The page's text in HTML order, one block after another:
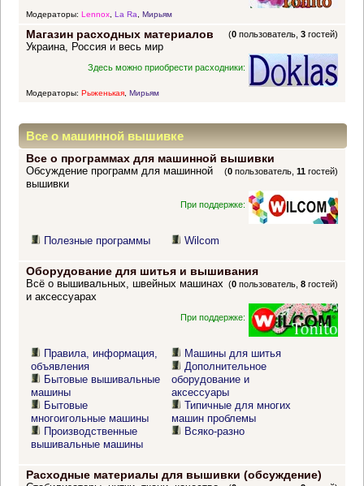
Модераторы: Lennox, La Ra, Мирьям
Магазин расходных материалов (0 пользователь,3 гостей)
Украина, Россия и весь мир
Здесь можно приобрести расходники:
Модераторы: Рыженькая, Мирьям
Все о машинной вышивке
Все о программах для машинной вышивки
(0 пользователь,11 гостей)
Обсуждение программ для машинной
вышивки
При поддержке:
Полезные программы Wilcom
Оборудование для шитья и вышивания
(0 пользователь,8 гостей)
Всё о вышивальных, швейных машинах
и аксессуарах
При поддержке:
Правила, информация,
объявления
Бытовые вышивальные
машины
Бытовые
многоигольные машины
Производственные
вышивальные машины
Машины для шитья
Дополнительное
оборудование и
аксессуары
Типичные для многих
машин проблемы
Всяко-разно
Расходные материалы для вышивки (обсуждение)